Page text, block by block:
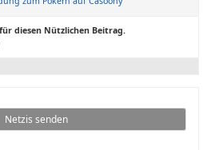
diesen Nützlichen Beitrag.
Netzis senden